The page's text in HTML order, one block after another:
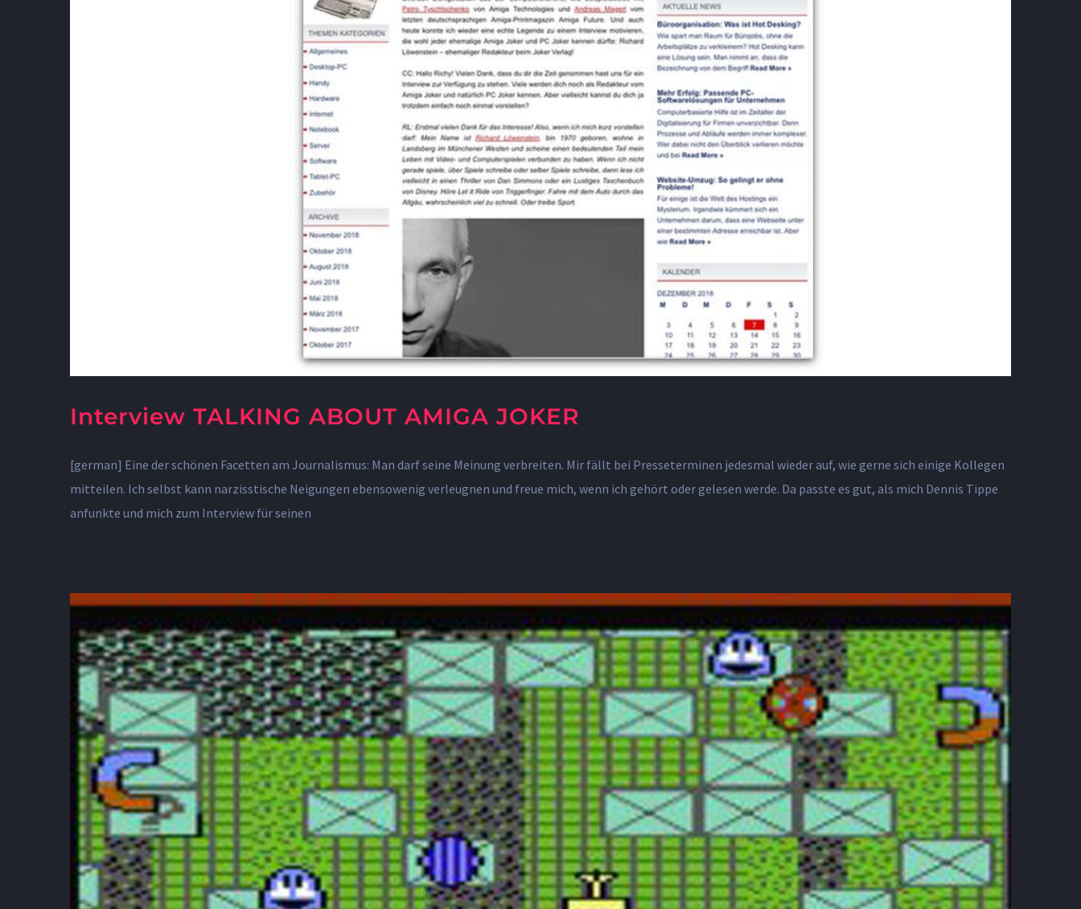
Interview TALKING ABOUT AMIGA JOKER
[german] Eine der schönen Facetten am Journalismus: Man darf seine Meinung verbreiten. Mir fällt bei Presseterminen jedesmal wieder auf, wie gerne sich einige Kollegen
mitteilen. Ich selbst kann narzisstische Neigungen ebensowenig verleugnen und freue mich, wenn ich gehört oder gelesen werde. Da passte es gut, als mich Dennis Tippe
anfunkte und mich zum Interview für seinen